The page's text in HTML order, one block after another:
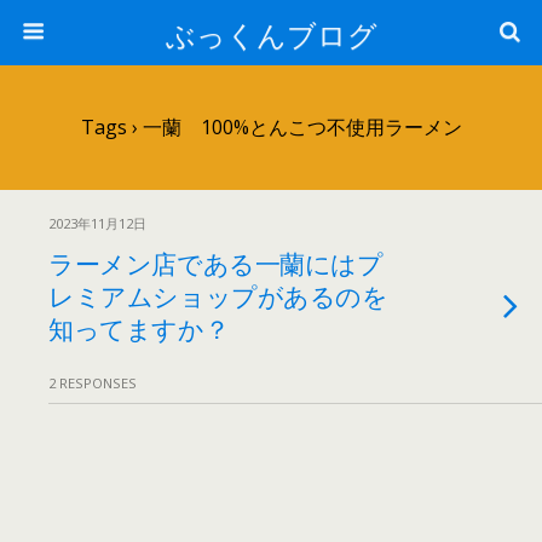
ぶっくんブログ
Tags › 一蘭 100%とんこつ不使用ラーメン
2023年11月12日
ラーメン店である一蘭にはプ
レミアムショップがあるのを
知ってますか？
2 RESPONSES